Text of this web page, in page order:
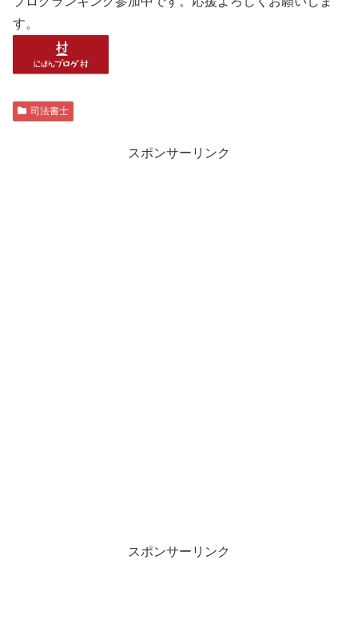
す。
司法書士
スポンサーリンク
スポンサーリンク